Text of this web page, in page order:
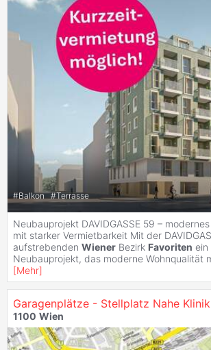
#Balkon #Terrasse
Neubauprojekt DAVIDGASSE 59 –
mit starker Vermietbarkeit Mit der
aufstrebenden Wiener Bezirk Favoriten ein
Neubauprojekt, das moderne Wohnqualität
[Mehr]
Garagenplätze - Stellplatz Nahe Klinik
1100 Wien